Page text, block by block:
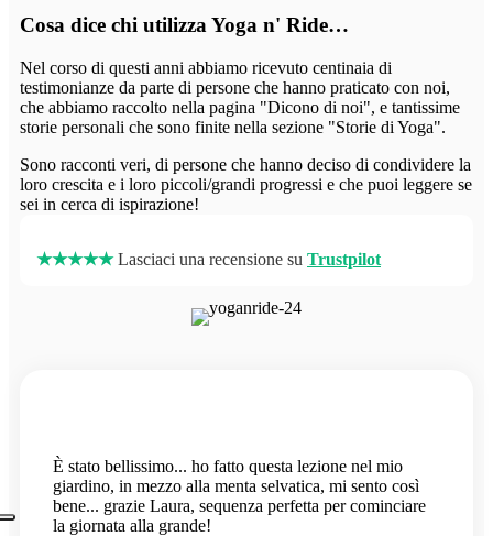
Cosa dice chi utilizza Yoga n' Ride…
Nel corso di questi anni abbiamo ricevuto centinaia di
testimonianze da parte di persone che hanno praticato con noi,
che abbiamo raccolto nella pagina "Dicono di noi", e tantissime
storie personali che sono finite nella sezione "Storie di Yoga".
Sono racconti veri, di persone che hanno deciso di condividere la
loro crescita e i loro piccoli/grandi progressi e che puoi leggere se
sei in cerca di ispirazione!
★★★★★ Lasciaci una recensione su Trustpilot
È stato bellissimo... ho fatto questa lezione nel mio
giardino, in mezzo alla menta selvatica, mi sento così
bene... grazie Laura, sequenza perfetta per cominciare
la giornata alla grande!